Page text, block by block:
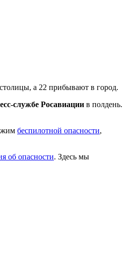
а 22 прибывают в город.
Росавиации в полдень.
беспилотной опасности,
об опасности. Здесь мы